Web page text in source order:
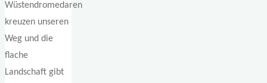
Wüstendromedaren
kreuzen unseren
Weg und die
flache
Landschaft gibt